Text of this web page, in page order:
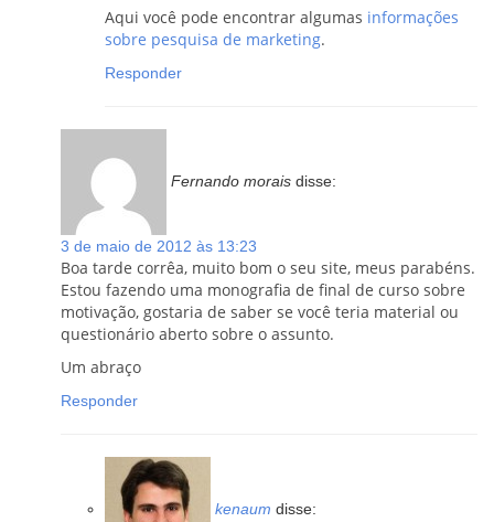
Aqui você pode encontrar algumas informações
sobre pesquisa de marketing.
Responder
Fernando morais disse:
3 de maio de 2012 às 13:23
Boa tarde corrêa, muito bom o seu site, meus parabéns.
Estou fazendo uma monografia de final de curso sobre
motivação, gostaria de saber se você teria material ou
questionário aberto sobre o assunto.
Um abraço
Responder
kenaum disse: